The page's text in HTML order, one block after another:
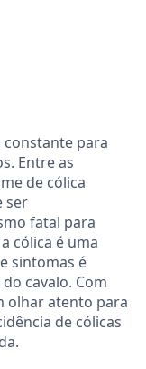
constante para
Entre as
de cólica
ser
fatal para
cólica é uma
sintomas é
cavalo. Com
olhar atento para
de cólicas